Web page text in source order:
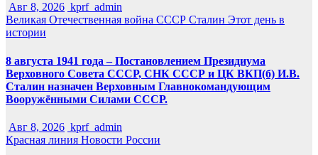
Авг 8, 2026 kprf_admin
Великая Отечественная война СССР Сталин Этот день в
истории
8 августа 1941 года – Постановлением Президиума
Верховного Совета СССР, СНК СССР и ЦК ВКП(б) И.В.
Сталин назначен Верховным Главнокомандующим
Вооружёнными Силами СССР.
Авг 8, 2026 kprf_admin
Красная линия Новости России